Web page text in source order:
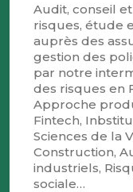
Audit, conseil
risques, étude
auprès des
gestion des
par notre
des risques en
Approche
Fintech,
Sciences de la
Construction,
industriels,
sociale…